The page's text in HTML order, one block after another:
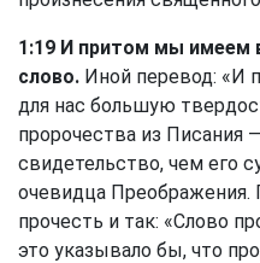
1:19 И притом мы имеем
слово. Иной перевод: «И
для нас большую
пророчества из Писания
свидетельство, чем его
очевидца Преображения.
прочесть и так: «Слово
это указывало бы, что